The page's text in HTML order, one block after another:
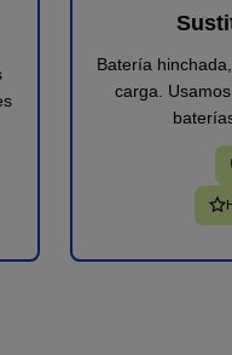
Batería
carga.